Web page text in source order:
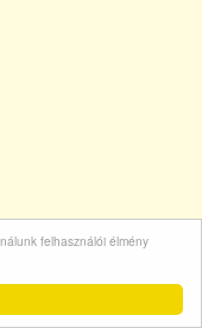
felhasználói élmény